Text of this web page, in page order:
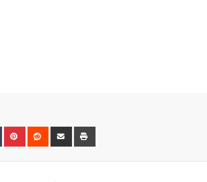
Tumblr Pinterest Reddit
Share